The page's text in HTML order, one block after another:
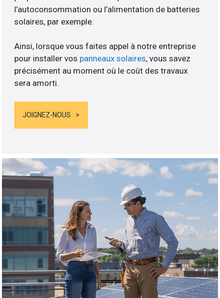
l’autoconsommation ou l’alimentation de batteries
solaires, par exemple.
Ainsi, lorsque vous faites appel à notre entreprise
pour installer vos panneaux solaires, vous savez
précisément au moment où le coût des travaux
sera amorti.
JOIGNEZ-NOUS